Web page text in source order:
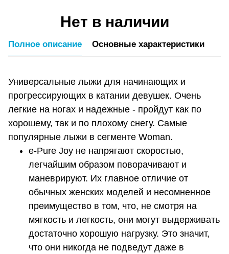
Нет в наличии
Полное описание Основные характеристики
Универсальные лыжи для начинающих и
прогрессирующих в катании девушек. Очень
легкие на ногах и надежные - пройдут как по
хорошему, так и по плохому снегу. Самые
популярные лыжи в сегменте Woman.
e-Pure Joy не напрягают скоростью,
легчайшим образом поворачивают и
маневрируют. Их главное отличие от
обычных женских моделей и несомненное
преимущество в том, что, не смотря на
мягкость и легкость, они могут выдерживать
достаточно хорошую нагрузку. Это значит,
что они никогда не подведут даже в